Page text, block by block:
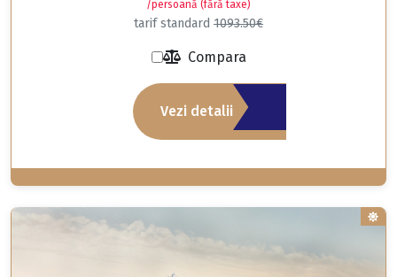
/persoană (fără taxe)
tarif standard 1093.50€
Compara
Vezi detalii